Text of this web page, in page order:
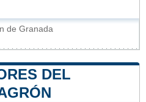
de Granada
DEL